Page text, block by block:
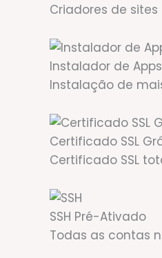
Criadores de
Instalador de
Instalação de
Certificado SSL
Certificado SSL
SSH Pré-Ativado
Todas as contas